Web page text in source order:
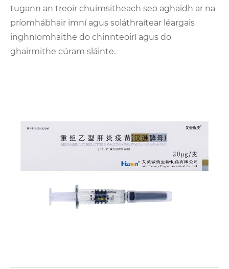
tugann an treoir chuimsitheach seo aghaidh ar na
príomhábhair imní agus soláthraítear léargais
inghníomhaithe do chinnteoirí agus do
ghairmithe cúram sláinte.